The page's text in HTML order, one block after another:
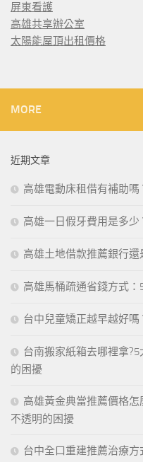
屏東看護
高雄共享辦公室
太陽能屋頂出租價格
MORE
近期文章
高雄電動床租借有補助
高雄一日假牙費用是多
高雄土地借款推薦銀行
高雄馬桶疏通省錢方式
台中兒童矯正越早越好
台南搬家紙箱去哪裡拿
的困擾
高雄黃金典當推薦價格
不透明的困擾
台中全口重建推薦治療